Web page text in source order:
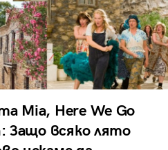
Mia, Here We Go
Защо всяко лято